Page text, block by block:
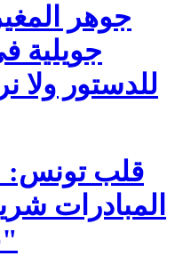
جويلية
للدستور ولا
قلب تونس:
المبادرات
على رأس الحكومة"